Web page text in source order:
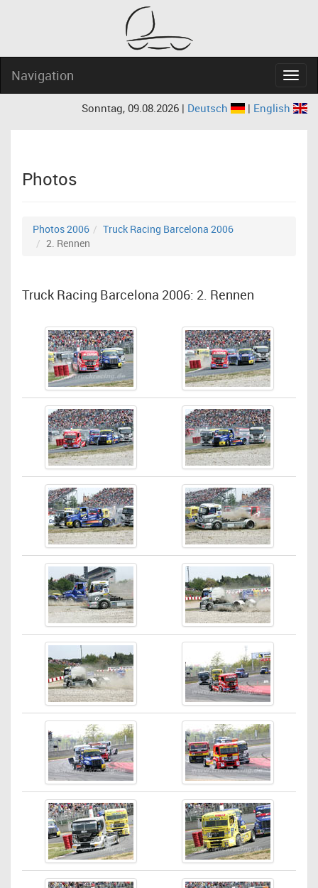
Navigation
Sonntag, 09.08.2026 | Deutsch | English
Photos
Photos 2006
Truck Racing Barcelona 2006
2. Rennen
Truck Racing Barcelona 2006: 2. Rennen